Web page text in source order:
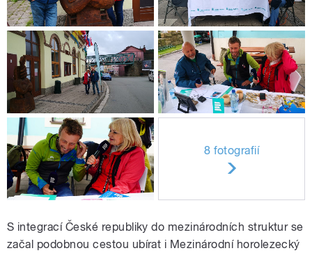
8 fotografií
S integrací České republiky do mezinárodních struktur se
začal podobnou cestou ubírat i Mezinárodní horolezecký